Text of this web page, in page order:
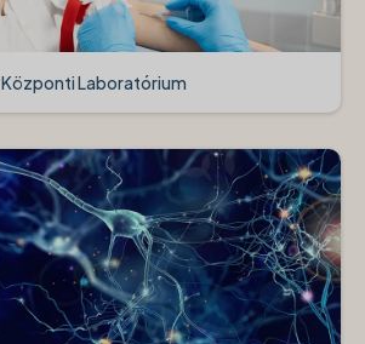
Központi Laboratórium